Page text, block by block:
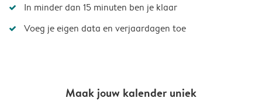
In minder dan 15 minuten ben je klaar
Voeg je eigen data en verjaardagen toe
Maak jouw kalender uniek